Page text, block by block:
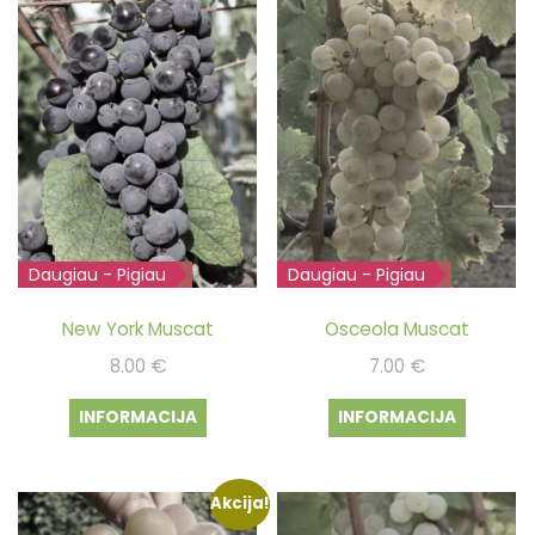
Išparduota
Daugiau - Pigiau
New York Muscat
8.00 €
INFORMACIJA
Išparduota
Daugiau - Pigiau
Osceola Muscat
7.00 €
INFORMACIJA
Akcija!